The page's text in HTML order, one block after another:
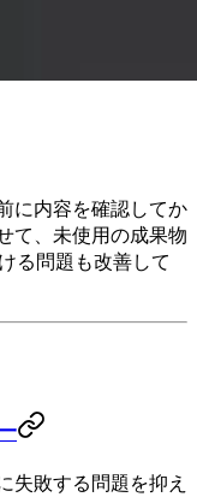
に内容を確認してか
て、未使用の成果物
る問題も改善して
失敗する問題を抑え